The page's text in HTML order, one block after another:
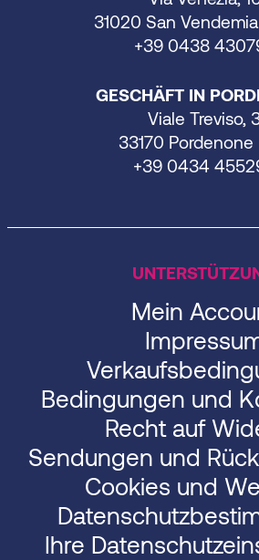
31020 San
+39 0438
GESCHÄFT IN
Viale Treviso,
33170 Pordenone
+39 0434
Mein
Bedingungen und
Recht auf
Sendungen und
Cookies und
Ihre